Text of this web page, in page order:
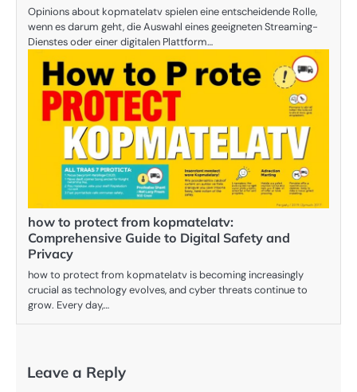
Opinions about kopmatelatv spielen eine entscheidende Rolle,
wenn es darum geht, die Auswahl eines geeigneten Streaming-
Dienstes oder einer digitalen Plattform…
how to protect from kopmatelatv:
Comprehensive Guide to Digital Safety and
Privacy
how to protect from kopmatelatv is becoming increasingly
crucial as technology evolves, and cyber threats continue to
grow. Every day,…
Leave a Reply